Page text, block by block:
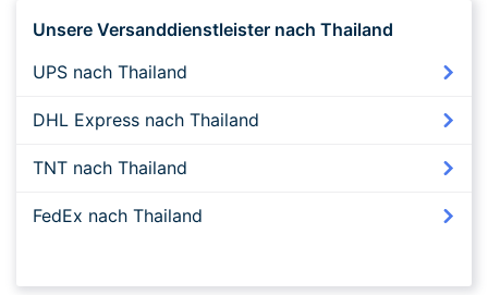
Unsere Versanddienstleister nach Thailand
UPS nach Thailand
DHL Express nach Thailand
TNT nach Thailand
FedEx nach Thailand